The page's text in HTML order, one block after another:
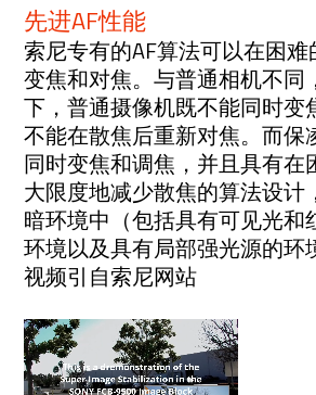
先进AF性能
索尼专有的AF算法可以在困
变焦和对焦。与普通相机不同
下，普通摄像机既不能同时变
不能在散焦后重新对焦。而保
同时变焦和调焦，并且具有在
大限度地减少散焦的算法设计
暗环境中（包括具有可见光和
环境以及具有局部强光源的环
视频引自索尼网站